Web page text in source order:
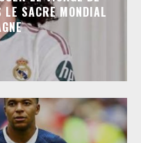
SACRE MONDIAL